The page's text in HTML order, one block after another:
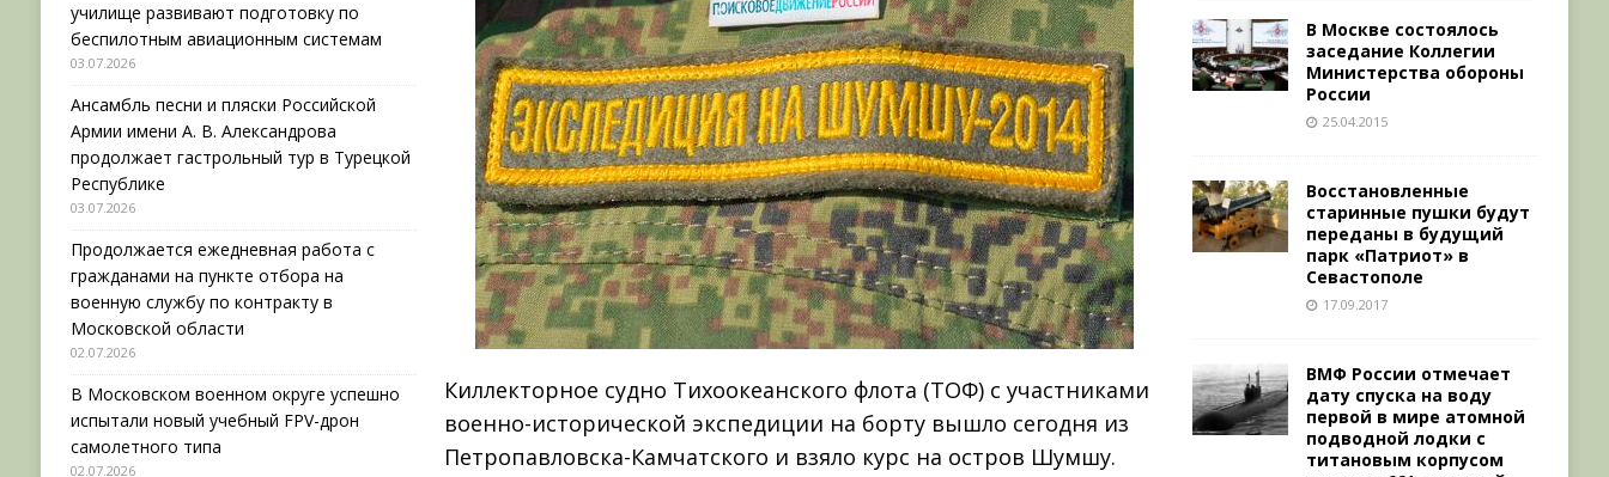
Киллекторное судно Тихоокеанского флота (ТОФ) с участниками
военно-исторической экспедиции на борту вышло сегодня из
Петропавловска-Камчатского и взяло курс на остров Шумшу.
училище развивают подготовку по
беспилотным авиационным системам
03.07.2026
Ансамбль песни и пляски Российской
Армии имени А. В. Александрова
продолжает гастрольный тур в Турецкой
Республике
03.07.2026
Продолжается ежедневная работа с
гражданами на пункте отбора на
военную службу по контракту в
Московской области
02.07.2026
В Московском военном округе успешно
испытали новый учебный FPV-дрон
самолетного типа
02.07.2026
В Москве состоялось
заседание Коллегии
Министерства обороны
России
25.04.2015
Восстановленные
старинные пушки будут
переданы в будущий
парк «Патриот» в
Севастополе
17.09.2017
ВМФ России отмечает
дату спуска на воду
первой в мире атомной
подводной лодки с
титановым корпусом